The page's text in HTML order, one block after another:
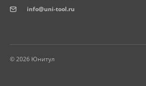
info@uni-tool.ru
© 2026 Юнитул